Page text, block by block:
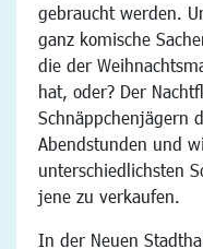
gebraucht werden.
ganz komische
die der
hat, oder? Der
Schnäppchenjägern
Abendstunden und
unterschiedlichsten
jene zu verkaufen.
In der Neuen